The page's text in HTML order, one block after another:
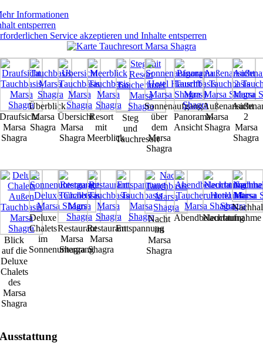
Informationen
entsperren
Service akzeptieren und Inhalte entsperren
Draufsicht
Marsa
Shagra
Überblick
Marsa
Shagra
Übersicht
Marsa
Shagra
Resort
mit
Meerblick
Steg
und
Tauchresort
Sonnenaufgang
über
dem
Marsa
Shagra
Panorama-
Ansicht
Außenansicht
Marsa
Shagra
2
Marsa
Shagra
Blick
auf die
Deluxe
Chalets
des
Marsa
Shagra
Deluxe
Chalets
im
Sonnenuntergang
Restaurant
Marsa
Shagra
Restaurant
Marsa
Shagra
Entspannung
Nacht
im
Marsa
Shagra
Abendbeleuchtung
Nachtaufnahme
Ausstattung